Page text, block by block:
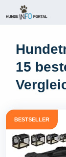
Inhalt
15
BESTSELLER